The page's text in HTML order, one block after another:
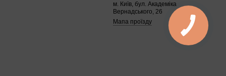
м. Київ, бул. Академіка
Вернадського, 26
Мапа проїзду